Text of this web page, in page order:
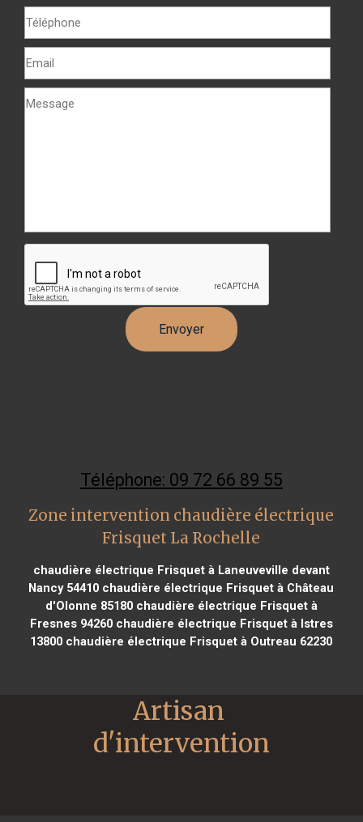
Téléphone: 09 72 66 89 55
Zone intervention chaudière électrique
Frisquet La Rochelle
chaudière électrique Frisquet à Laneuveville devant
Nancy 54410 chaudière électrique Frisquet à Château
d'Olonne 85180chaudière électrique Frisquet à
Fresnes 94260chaudière électrique Frisquet à Istres
13800 chaudière électrique Frisquet à Outreau 62230
Artisan
d'intervention